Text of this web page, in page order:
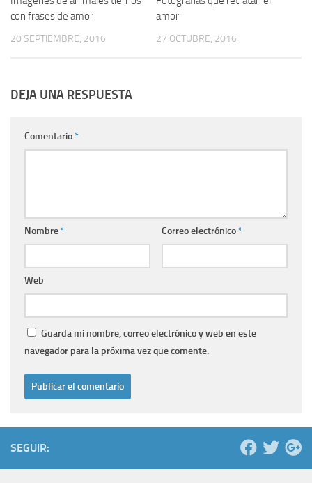
con frases de amor
20 SEPTIEMBRE, 2016
amor
27 OCTUBRE, 2016
DEJA UNA RESPUESTA
Comentario*
Nombre* Correo electrónico*
Web
Guarda mi nombre, correo electrónico y web en este
navegador para la próxima vez que comente.
SEGUIR: